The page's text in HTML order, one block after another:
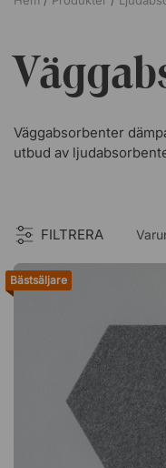
Väggabsorbenter
utbud av
FILTRERA
Bästsäljare